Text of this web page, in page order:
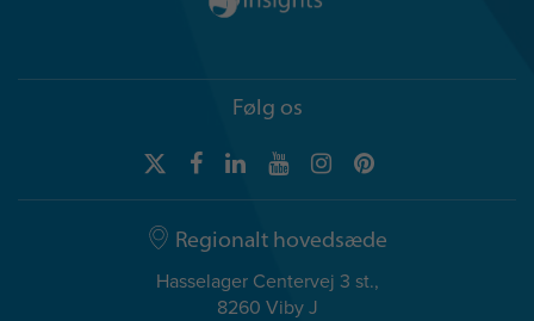
Følg os
Regionalt hovedsæde
Hasselager Centervej 3 st.,
8260 Viby J